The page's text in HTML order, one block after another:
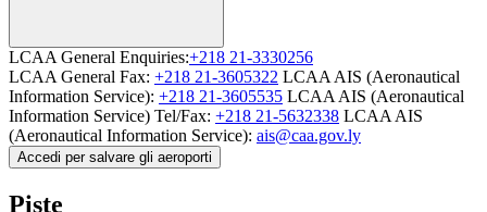
LCAA General Enquiries:+218 21-3330256
LCAA General Fax: +218 21-3605322 LCAA AIS (Aeronautical
Information Service): +218 21-3605535 LCAA AIS (Aeronautical
Information Service) Tel/Fax: +218 21-5632338 LCAA AIS
(Aeronautical Information Service): ais@caa.gov.ly
Accedi per salvare gli aeroporti
Piste